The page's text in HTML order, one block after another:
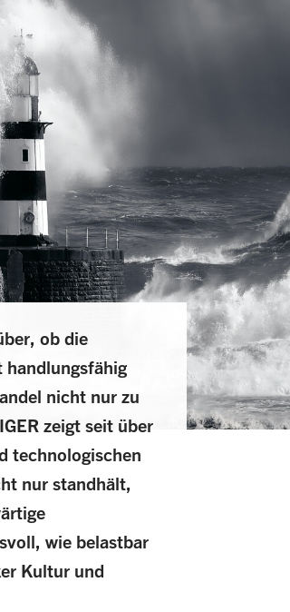
ob die
handlungsfähig
nicht nur zu
zeigt seit über
technologischen
nur standhält,
wie belastbar
Kultur und